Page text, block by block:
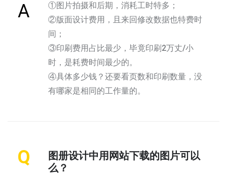
A
①图片拍摄和后期，消耗工时特多；
②版面设计费用，且来回修改数据也特费时
间；
③印刷费用占比最少，毕竟印刷2万丈/小
时，是耗费时间最少的。
④具体多少钱？还要看页数和印刷数量，没
有哪家是相同的工作量的。
Q
图册设计中用网站下载的图片可以
么？